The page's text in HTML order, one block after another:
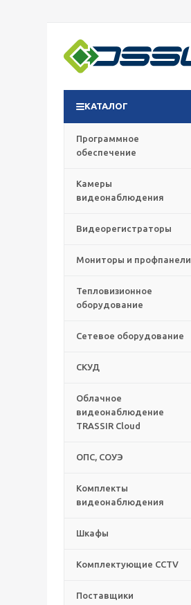
КАТАЛОГ
Программное
обеспечение
Камеры
видеонаблюдения
Видеорегистраторы
Мониторы и профпанели
Тепловизионное
оборудование
Сетевое оборудование
СКУД
Облачное
видеонаблюдение
TRASSIR Cloud
ОПС, СОУЭ
Комплекты
видеонаблюдения
Шкафы
Комплектующие CCTV
Поставщики